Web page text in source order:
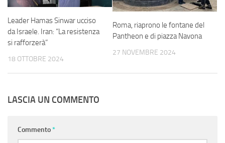
Leader Hamas Sinwar ucciso
da Israele. Iran: “La resistenza
si rafforzerà”
18 OTTOBRE 2024
Roma, riaprono le fontane del
Pantheon e di piazza Navona
27 NOVEMBRE 2024
LASCIA UN COMMENTO
Commento*